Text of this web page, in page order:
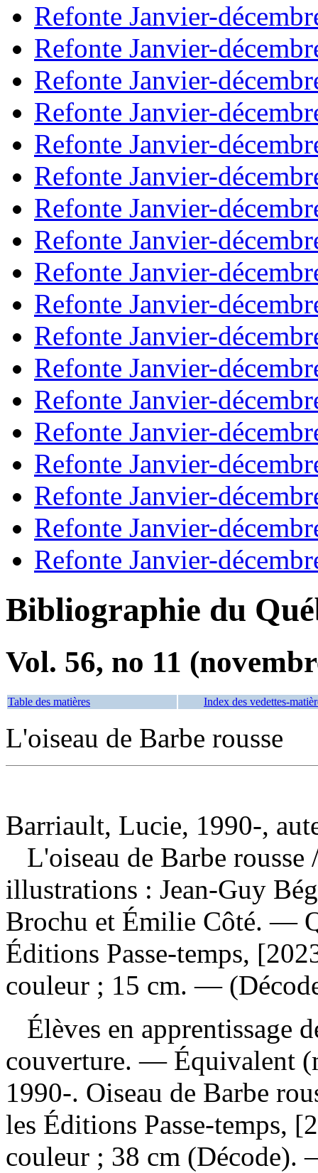
Refonte Janvier-
Refonte Janvier-
Refonte Janvier-
Refonte Janvier-
Refonte Janvier-
Refonte Janvier-
Refonte Janvier-
Refonte Janvier-
Refonte Janvier-
Refonte Janvier-
Refonte Janvier-
Refonte Janvier-
Refonte Janvier-
Refonte Janvier-
Refonte Janvier-
Refonte Janvier-
Refonte Janvier-
Refonte Janvier-
Bibliographie du
Vol. 56, no 11
Table des matières Index des vedettes-
L'oiseau de Barbe rousse
Barriault, Lucie, 1990-,
L'oiseau de Barbe rousse
illustrations : Jean-Guy
Brochu et Émilie Côté. —
Éditions Passe-temps,
couleur ; 15 cm. —
Élèves en apprentissage
couverture. — Équivalent
1990-. Oiseau de Barbe
les Éditions Passe-temps,
couleur ; 38 cm